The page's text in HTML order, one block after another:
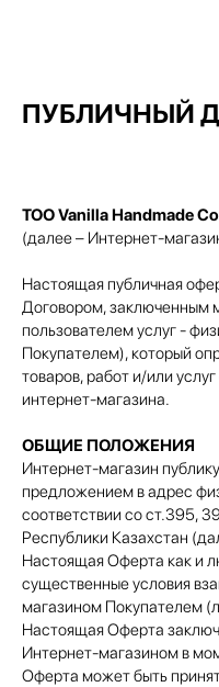
ПУБЛИЧНЫЙ
ТОО Vanilla Handmade
(далее – Интернет-
Настоящая публичная
Договором, заключенным
пользователем услуг -
Покупателем), который
товаров, работ и/или
интернет-магазина.
ОБЩИЕ ПОЛОЖЕНИЯ
Интернет-магазин
предложением в адрес
соответствии со ст.395,
Республики Казахстан
Настоящая Оферта как и
существенные условия
магазином Покупателем
Настоящая Оферта
Интернет-магазином в
Оферта может быть